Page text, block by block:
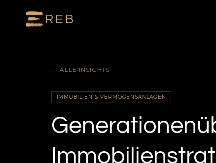
REB
← ALLE INSIGHTS
IMMOBILIEN & VERMÖGENSANLAGEN